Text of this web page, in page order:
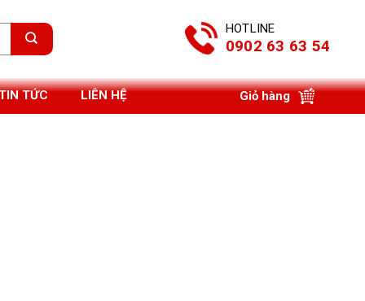
HOTLINE
0902 63 63 54
TỨC LIÊN HỆ Giỏ hàng